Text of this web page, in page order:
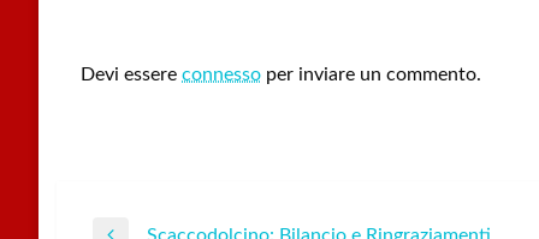
Devi essere connesso per inviare un commento.
Scaccodolcino: Bilancio e Ringraziamenti